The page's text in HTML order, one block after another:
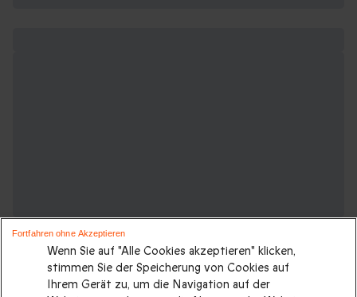
Wenn Sie auf "Alle Cookies akzeptieren" klicken,
stimmen Sie der Speicherung von Cookies auf
Ihrem Gerät zu, um die Navigation auf der
Fortfahren ohne Akzeptieren